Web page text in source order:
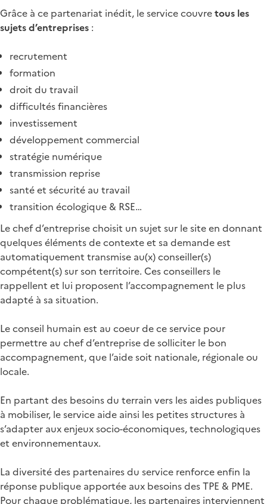
Grâce à ce partenariat inédit, le service couvretous les
sujets d’entreprises :
recrutement
formation
droit du travail
difficultés financières
investissement
développement commercial
stratégie numérique
transmission reprise
santé et sécurité au travail
transition écologique & RSE…
Le chef d’entreprise choisit un sujet sur le site en donnant
quelques éléments de contexte et sa demande est
automatiquement transmise au(x) conseiller(s)
compétent(s) sur son territoire. Ces conseillers le
rappellent et lui proposent l’accompagnement le plus
adapté à sa situation.
Le conseil humain est au coeur de ce service pour
permettre au chef d’entreprise de solliciter le bon
accompagnement, que l’aide soit nationale, régionale ou
locale.
En partant des besoins du terrain vers les aides publiques
à mobiliser, le service aide ainsi les petites structures à
s’adapter aux enjeux socio-économiques, technologiques
et environnementaux.
La diversité des partenaires du service renforce enfin la
réponse publique apportée aux besoins des TPE & PME.
Pour chaque problématique, les partenaires interviennent